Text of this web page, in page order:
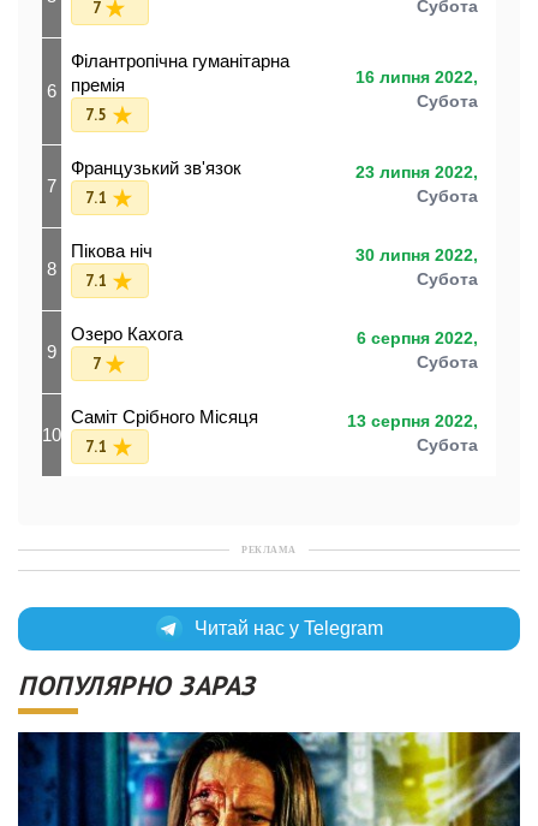
7 Субота
6
Філантропічна гуманітарна
премія
7.5
16 липня 2022,
Субота
7
Французький зв'язок
7.1
23 липня 2022,
Субота
8
Пікова ніч
7.1
30 липня 2022,
Субота
9
Озеро Кахога
7
6 серпня 2022,
Субота
10
Саміт Срібного Місяця
7.1
13 серпня 2022,
Субота
РЕКЛАМА
Читай нас у Telegram
ПОПУЛЯРНО ЗАРАЗ